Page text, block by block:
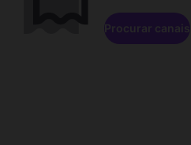
Procurar canais